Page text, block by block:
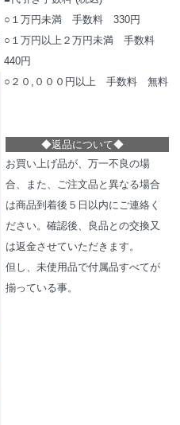
○１万円未満 手数料 330円
○１万円以上２万円未満 手数料
440円
○２０,０００円以上 手数料 無料
◆返品について◆
お買い上げ品が、万一不良の場
合、また、ご注文品と異なる場合
は商品到着後５日以内にご連絡く
ださい。確認後、良品との交換又
は返金させていただきます。
但し、未使用品で付属品すべてが
揃っている事。